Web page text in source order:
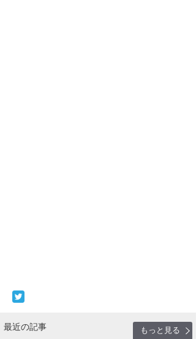
最近の記事
もっと見る